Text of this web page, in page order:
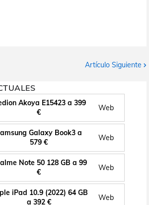
Artículo Siguiente
Akoya E15423 a 399
€
Web
Galaxy Book3 a
579 €
Web
Note 50 128 GB a 99
€
Web
iPad 10.9 (2022) 64 GB
a 392 €
Web